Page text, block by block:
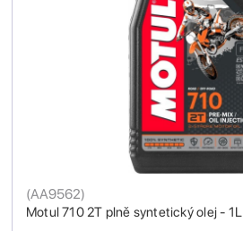
Motul 710 2T plně syntetický olej - 1L
(AA9562)